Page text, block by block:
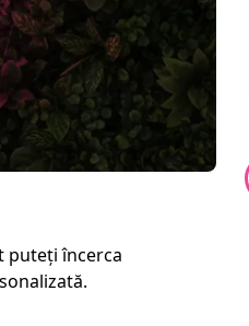
puteți încerca